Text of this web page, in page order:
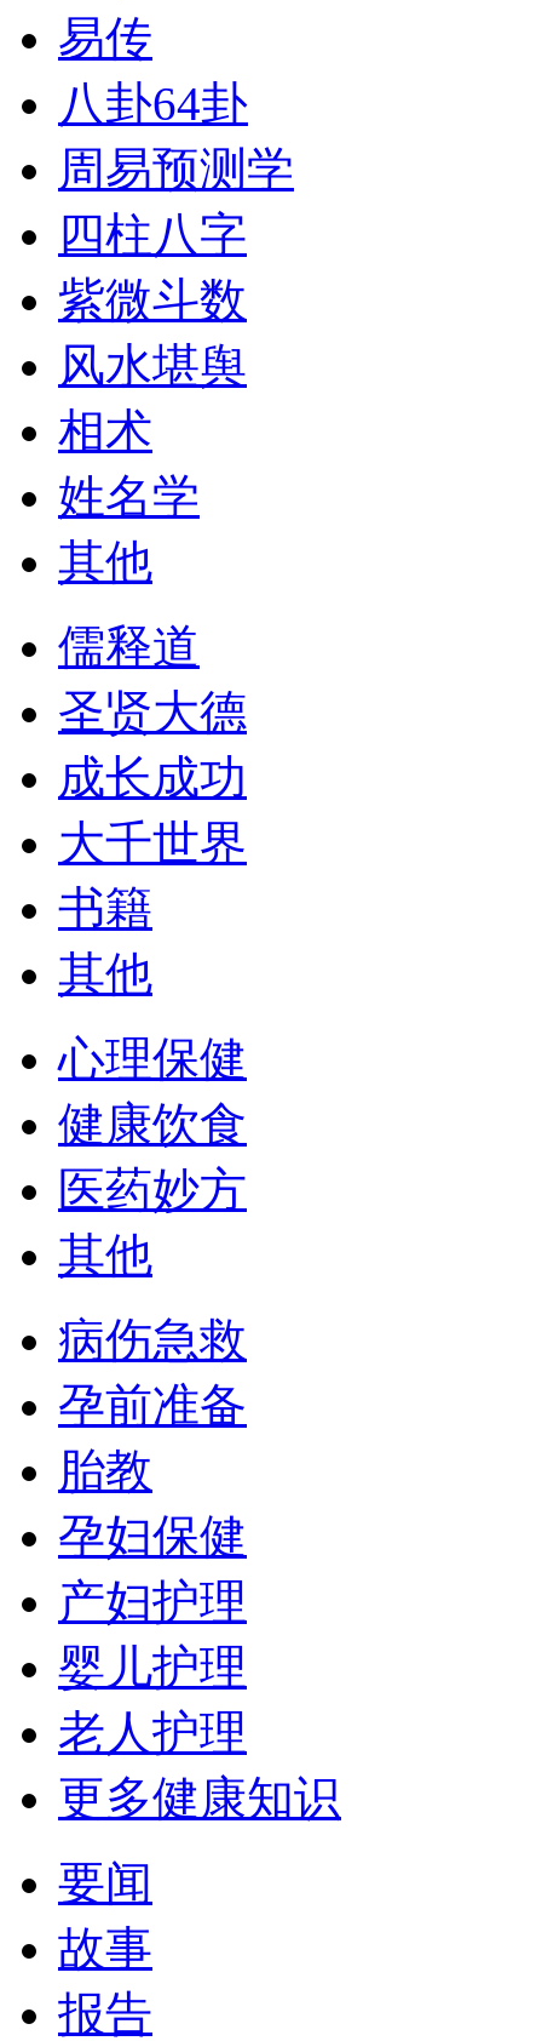
易传
八卦64卦
周易预测学
四柱八字
紫微斗数
风水堪舆
相术
姓名学
其他
儒释道
圣贤大德
成长成功
大千世界
书籍
其他
心理保健
健康饮食
医药妙方
其他
病伤急救
孕前准备
胎教
孕妇保健
产妇护理
婴儿护理
老人护理
更多健康知识
要闻
故事
报告